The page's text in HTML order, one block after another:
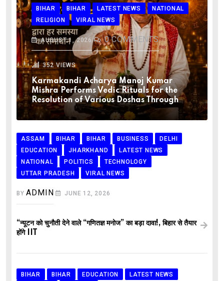
BIHAR BIHAR LATEST NEWS
NATIONAL
RELIGION
VIRAL NEWS
AUGUST 1, 2026 0COMMENTS
352VIEWS
Karmakandi Acharya Manoj Kumar
Mishra Performs Vedic Rituals for the
Resolution of Various Doshas Through
ASSAM BIHAR BIHAR BUSINESS
DELHI
EDUCATION
JHARKHAND
LATEST NEWS
NATIONAL
POLITICS
TECHNOLOGY
UTTAR PRADESH
VIRAL NEWS
BYADMIN JUNE 12, 2026
“न्यूटन को चुनौती देने वाले “गणितज्ञ मनोज” का बड़ा दावा!, बिहार से तैयार
होंगे IIT
BIHAR BIHAR EDUCATION
LATEST NEWS